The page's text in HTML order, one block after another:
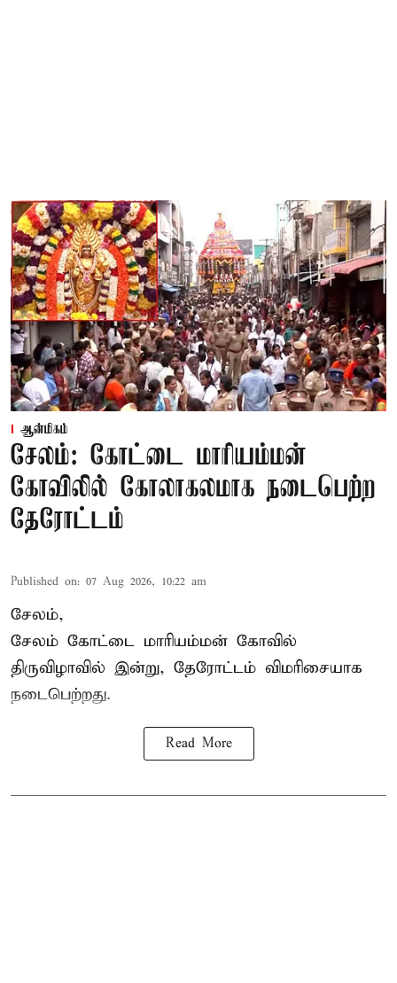
ஆன்மிகம்
சேலம்: கோட்டை மாரியம்மன்
கோவிலில் கோலாகலமாக நடைபெற்ற
தேரோட்டம்
Published on: 07 Aug 2026, 10:22 am
சேலம்,
சேலம் கோட்டை மாரியம்மன் கோவில்
திருவிழாவில் இன்று, தேரோட்டம் விமரிசையாக
நடைபெற்றது.
Read More